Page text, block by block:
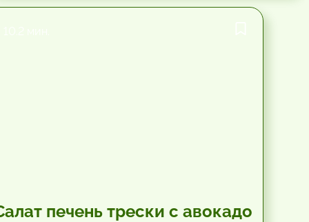
печень трески с авокадо